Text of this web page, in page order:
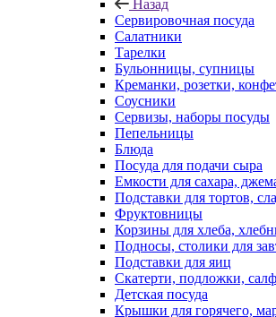
Назад
Сервировочная посуда
Салатники
Тарелки
Бульонницы, супницы
Креманки, розетки,
Соусники
Сервизы, наборы посуды
Пепельницы
Блюда
Посуда для подачи сыра
Емкости для сахара,
Подставки для тортов,
Фруктовницы
Корзины для хлеба,
Подносы, столики для
Подставки для яиц
Скатерти, подложки,
Детская посуда
Крышки для горячего,